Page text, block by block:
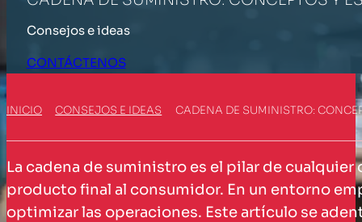
Consejos e ideas
CONTÁCTENOS
INICIO CONSEJOS E IDEAS CADENA DE SUMINISTRO:
La cadena de suministro es el pilar de
producto final al consumidor. En un entorno
optimizar las operaciones. Este artículo se